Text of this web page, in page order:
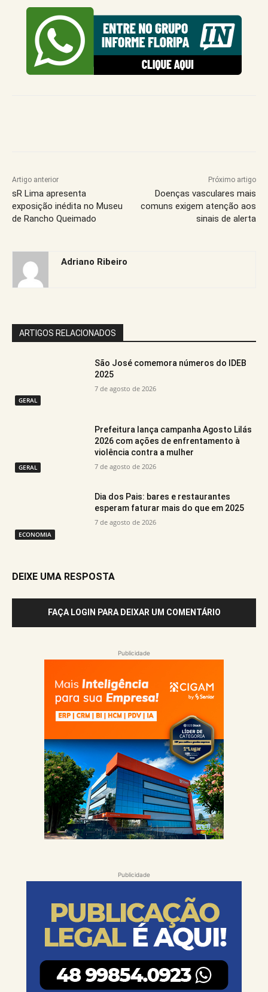
Artigo anterior
sR Lima apresenta
exposição inédita no Museu
de Rancho Queimado
Próximo artigo
Doenças vasculares mais
comuns exigem atenção aos
sinais de alerta
Adriano Ribeiro
ARTIGOS RELACIONADOS
GERAL
São José comemora números do IDEB
2025
7 de agosto de 2026
GERAL
Prefeitura lança campanha Agosto Lilás
2026 com ações de enfrentamento à
violência contra a mulher
7 de agosto de 2026
ECONOMIA
Dia dos Pais: bares e restaurantes
esperam faturar mais do que em 2025
7 de agosto de 2026
DEIXE UMA RESPOSTA
FAÇA LOGIN PARA DEIXAR UM COMENTÁRIO
Publicidade
Publicidade